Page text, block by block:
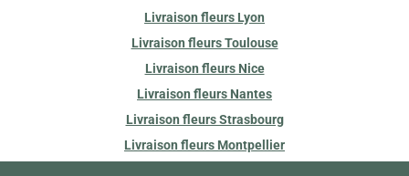
Livraison fleurs Lyon
Livraison fleurs Toulouse
Livraison fleurs Nice
Livraison fleurs Nantes
Livraison fleurs Strasbourg
Livraison fleurs Montpellier